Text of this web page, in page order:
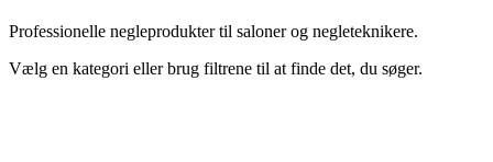
Professionelle negleprodukter til saloner og negleteknikere.
Vælg en kategori eller brug filtrene til at finde det, du søger.